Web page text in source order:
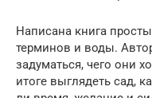
Написана книга
терминов и воды.
задуматься, чего они
итоге выглядеть сад,